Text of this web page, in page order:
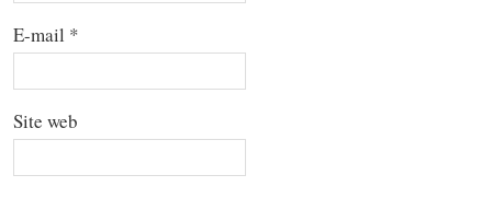
E-mail *
Site web